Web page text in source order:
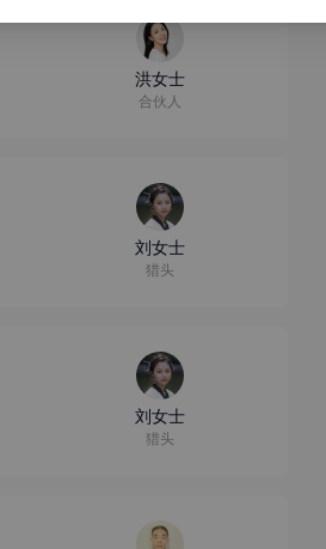
洪女士
合伙人
刘女士
猎头
刘女士
猎头